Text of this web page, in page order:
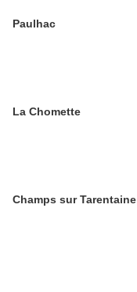
Paulhac
La Chomette
Champs sur Tarentaine